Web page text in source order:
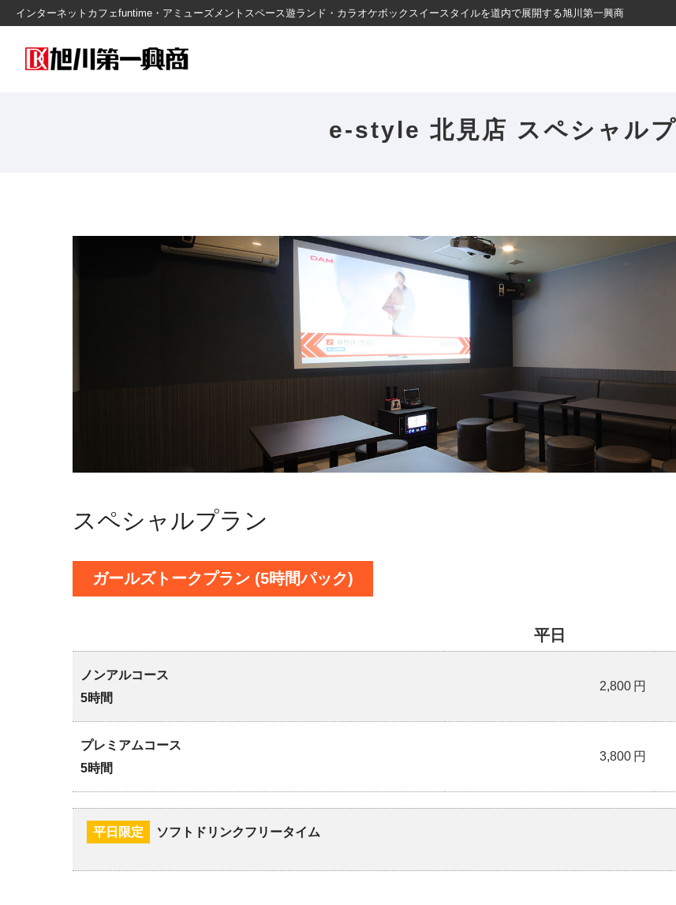
インターネットカフェfuntime・アミューズメントスペース遊ランド・カラオケボックスイースタイルを道内で展開する旭川第一興商
e-style 北見店 スペシャル
スペシャルプラン
ガールズトークプラン (5時間パック)
平日
ノンアルコース
5時間
2,800 円
プレミアムコース
5時間
3,800 円
平日限定 ソフトドリンクフリータイム